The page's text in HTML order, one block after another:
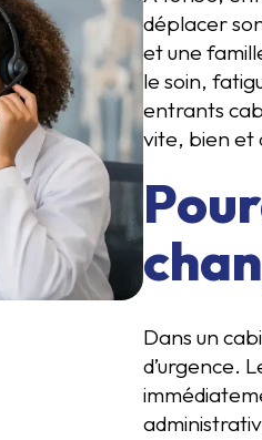
déplacer
et une
le soin,
entrants
vite, bien et
Dans un
d’urgence.